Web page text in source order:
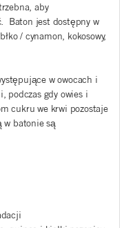
aby
Baton jest dostępny w
/ cynamon, kokosowy,
w owocach i
podczas gdy owies i
cukru we krwi pozostaje
w batonie są